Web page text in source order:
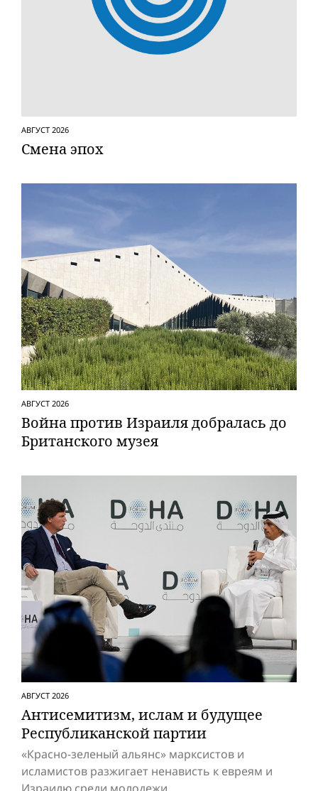
АВГУСТ 2026
Смена эпох
АВГУСТ 2026
Вой­на против Израиля добралась до
Британского музея
АВГУСТ 2026
Антисемитизм, ислам и будущее
Респуб­ликанской партии
«Красно-зеленый альянс» марксистов и
исламистов разжигает ненависть к евреям и